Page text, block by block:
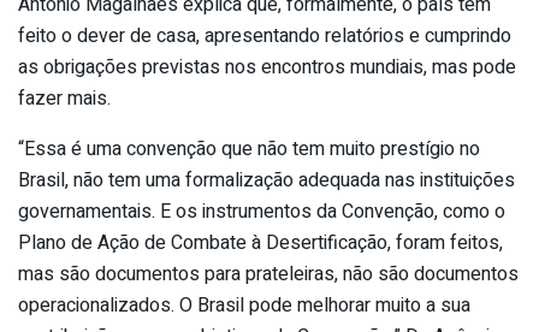
feito o dever de casa, apresentando relatórios e cumprindo
as obrigações previstas nos encontros mundiais, mas pode
fazer mais.
“Essa é uma convenção que não tem muito prestígio no
Brasil, não tem uma formalização adequada nas instituições
governamentais. E os instrumentos da Convenção, como o
Plano de Ação de Combate à Desertificação, foram feitos,
mas são documentos para prateleiras, não são documentos
operacionalizados. O Brasil pode melhorar muito a sua